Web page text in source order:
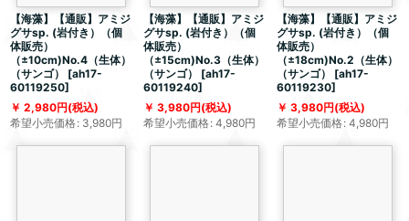
【海藻】【通販】アミジ
グサsp. (岩付き）（個
体販売）
（±10cm)No.4（生体）
（サンゴ）
[ah17-
60119250]
2,980円(税込)
希望小売価格: 3,980円
【海藻】【通販】アミジ
グサsp. (岩付き）（個
体販売）
（±15cm)No.3（生体）
（サンゴ）
[ah17-
60119240]
3,980円(税込)
希望小売価格: 4,980円
【海藻】【通販】アミジ
グサsp. (岩付き）（個
体販売）
（±18cm)No.2（生体）
（サンゴ）
[ah17-
60119230]
3,980円(税込)
希望小売価格: 4,980円